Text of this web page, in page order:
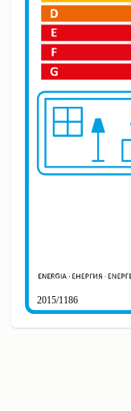
2015/1186